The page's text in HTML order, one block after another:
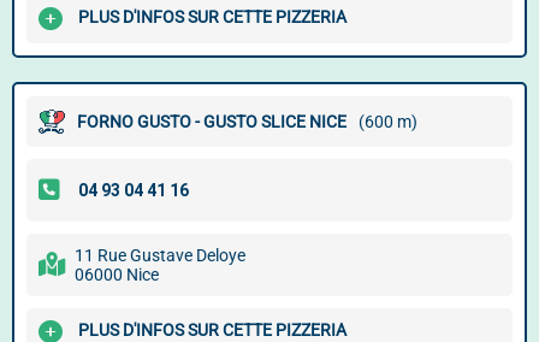
PLUS D'INFOS SUR CETTE PIZZERIA
FORNO GUSTO - GUSTO SLICE NICE (600 m)
11 Rue Gustave Deloye
06000 Nice
PLUS D'INFOS SUR CETTE PIZZERIA